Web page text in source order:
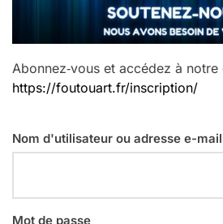
Abonnez‑vous et accédez à
https://foutouart.fr/inscription/
Nom d'utilisateur ou adresse e-mail
Mot de passe